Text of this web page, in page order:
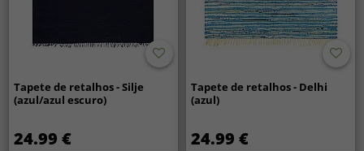
Tapete de retalhos - Silje
(azul/azul escuro)
24.99 €
Tapete de retalhos - Delhi
(azul)
24.99 €